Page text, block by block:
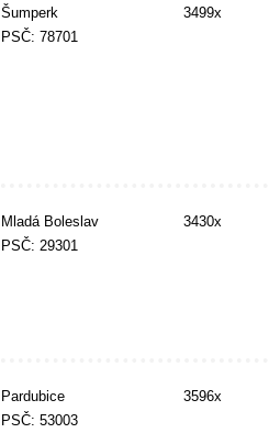
Šumperk
PSČ: 78701
3499x
Mladá Boleslav
PSČ: 29301
3430x
Pardubice
PSČ: 53003
3596x